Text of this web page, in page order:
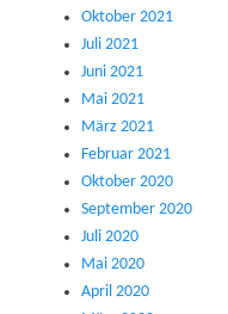
Oktober 2021
Juli 2021
Juni 2021
Mai 2021
März 2021
Februar 2021
Oktober 2020
September 2020
Juli 2020
Mai 2020
April 2020